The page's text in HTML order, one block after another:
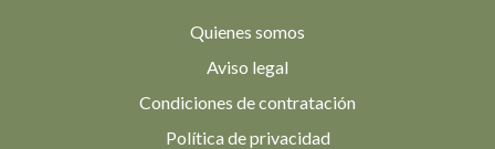
Quienes somos
Aviso legal
Condiciones de contratación
Política de privacidad